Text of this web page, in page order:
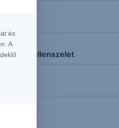
okozta ellenszelet
és
A